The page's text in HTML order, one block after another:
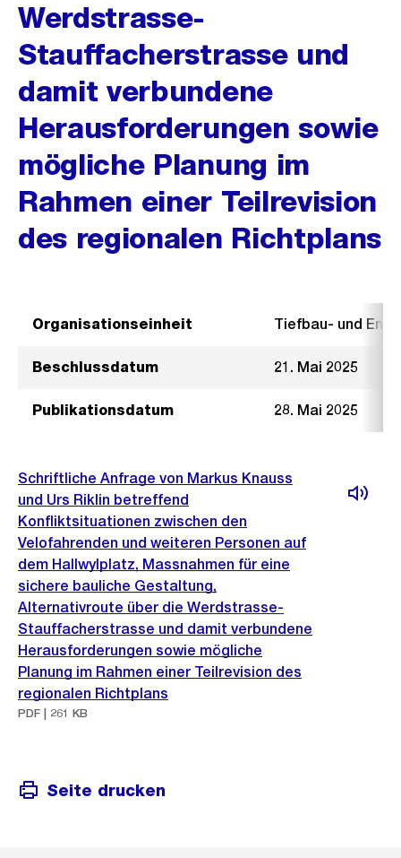
Werdstrasse-
Stauffacherstrasse und
damit verbundene
Herausforderungen sowie
mögliche Planung im
Rahmen einer Teilrevision
des regionalen Richtplans
Organisationseinheit Tiefbau- und
Beschlussdatum 21. Mai 2025
Publikationsdatum 28. Mai 2025
Schriftliche Anfrage von Markus Knauss
und Urs Riklin betreffend
Konfliktsituationen zwischen den
Velofahrenden und weiteren Personen auf
dem Hallwylplatz, Massnahmen für eine
sichere bauliche Gestaltung,
Alternativroute über die Werdstrasse-
Stauffacherstrasse und damit verbundene
Herausforderungen sowie mögliche
Planung im Rahmen einer Teilrevision des
regionalen Richtplans
PDF | 261 KB
Seite drucken